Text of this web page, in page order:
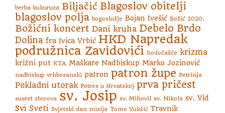
berba kukuruza Biljačić Blagoslov obitelji
blagoslov polja bogoslužje Bojan Ivešić Božić 2020.
Božićni koncert Dani kruha Debelo Brdo
Dolina fra Ivica Vrbić HKD Napredak
podružnica Zavidovići hodočašće krizma
križni put KTA Maškare Nadbiskup Marko Jozinović
nadbiskup vrhbosanski patron patron župe Petrinja
Pokladni utorak Potres u Hrvatskoj prva pričest
susret zborova sv. Josip sv. Mihovil sv. Nikola sv. Vid
Svi Sveti Svjetski dan misija Tomo Vukšić Travnik